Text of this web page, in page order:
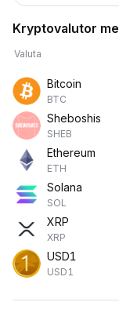
Kryptovalutor
Valuta
Bitcoin
BTC
Sheboshis
SHEB
Ethereum
ETH
Solana
SOL
XRP
XRP
USD1
USD1